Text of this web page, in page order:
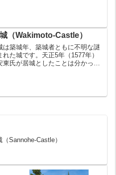
城デ...
（Wakimoto-Castle）
は築城年、築城者ともに不明な謎
れた城です。天正5年（1577年）
東氏が居城としたことは分かって
（159...
Sannohe-Castle）